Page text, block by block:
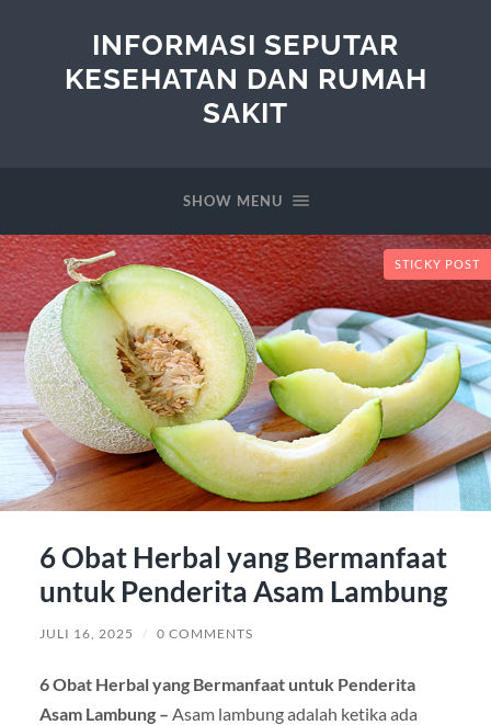
INFORMASI SEPUTAR
KESEHATAN DAN RUMAH
SAKIT
SHOW MENU
STICKY POST
6 Obat Herbal yang Bermanfaat
untuk Penderita Asam Lambung
JULI 16, 2025 / 0 COMMENTS
6 Obat Herbal yang Bermanfaat untuk Penderita
Asam Lambung – Asam lambung adalah ketika ada